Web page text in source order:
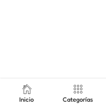
Inicio Categorías